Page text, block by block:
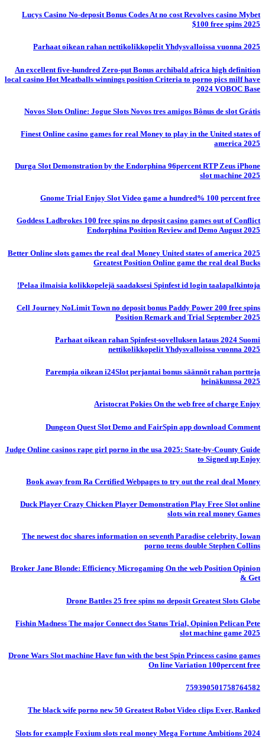
Lucys Casino No-deposit Bonus Codes At no cost Revolves casino Mybet
$100 free spins 2025
Parhaat oikean rahan nettikolikkopelit Yhdysvalloissa vuonna 2025
An excellent five-hundred Zero-put Bonus archibald africa high definition
local casino Hot Meatballs winnings position Criteria to porno pics milf have
2024 VOBOC Base
Novos Slots Online: Jogue Slots Novos tres amigos Bônus de slot Grátis
Finest Online casino games for real Money to play in the United states of
america 2025
Durga Slot Demonstration by the Endorphina 96percent RTP Zeus iPhone
slot machine 2025
Gnome Trial Enjoy Slot Video game a hundred% 100 percent free
Goddess Ladbrokes 100 free spins no deposit casino games out of Conflict
Endorphina Position Review and Demo August 2025
Better Online slots games the real deal Money United states of america 2025
Greatest Position Online game the real deal Bucks
Pelaa ilmaisia ​​kolikkopelejä saadaksesi Spinfest id login taalapalkintoja!
Cell Journey NoLimit Town no deposit bonus Paddy Power 200 free spins
Position Remark and Trial September 2025
Parhaat oikean rahan Spinfest-sovelluksen lataus 2024 Suomi
nettikolikkopelit Yhdysvalloissa vuonna 2025
Parempia oikean i24Slot perjantai bonus säännöt rahan portteja
heinäkuussa 2025
Aristocrat Pokies On the web free of charge Enjoy
Dungeon Quest Slot Demo and FairSpin app download Comment
Judge Online casinos rape girl porno in the usa 2025: State-by-County Guide
to Signed up Enjoy
Book away from Ra Certified Webpages to try out the real deal Money
Duck Player Crazy Chicken Player Demonstration Play Free Slot online
slots win real money Games
The newest doc shares information on seventh Paradise celebrity, Iowan
porno teens double Stephen Collins
Broker Jane Blonde: Efficiency Microgaming On the web Position Opinion
& Get
Drone Battles 25 free spins no deposit Greatest Slots Globe
Fishin Madness The major Connect dos Status Trial, Opinion Pelican Pete
slot machine game 2025
Drone Wars Slot machine Have fun with the best Spin Princess casino games
On line Variation 100percent free
759390501758764582
The black wife porno new 50 Greatest Robot Video clips Ever, Ranked
Slots for example Foxium slots real money Mega Fortune Ambitions 2024